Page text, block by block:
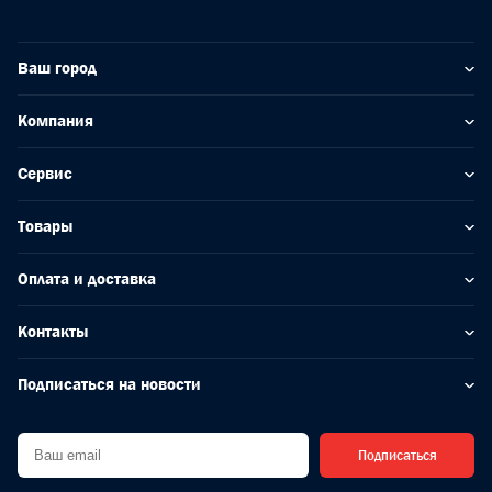
Ваш город
Компания
Сервис
Товары
Оплата и доставка
Контакты
Подписаться на новости
Подписаться